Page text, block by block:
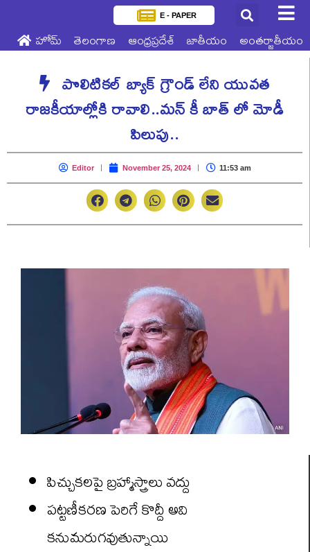
E - PAPER
హోమ్ తెలంగాణ ఆంధ్రప్రదేశ్ జాతీయం అంతర్జాతీయం
పొలిటికల్ బ్యాక్ గ్రౌండ్ లేని యువత
రాజకీయాల్లోకి రావాలి..మన్ కీ బాత్ లో మోడీ
పిలుపు..
Editor November 25, 2024 11:53 am
పిచ్చుకలపై బ్రహ్మాస్త్రాలు వద్దు
పట్టణీకరణ పెరిగే కొద్దీ అవి
కనుమరుగవుతున్నాయి